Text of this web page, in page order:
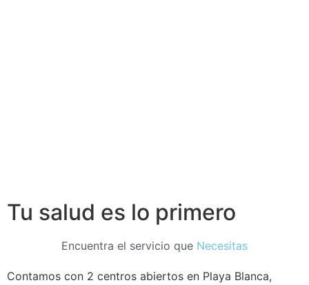
Tu salud es lo primero
Encuentra el servicio que Necesitas
Contamos con 2 centros abiertos en Playa Blanca,